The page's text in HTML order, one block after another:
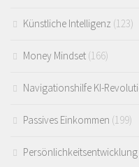
Künstliche Intelligenz (123)
Money Mindset (166)
Navigationshilfe KI-
Passives Einkommen (199)
Persönlichkeitsentwicklung